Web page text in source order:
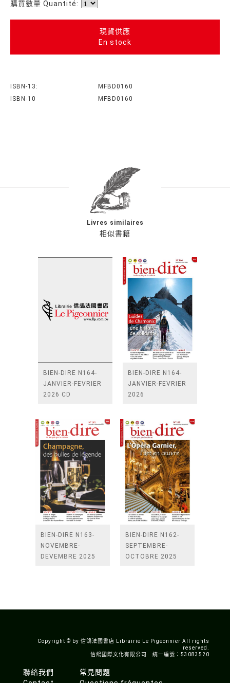
購買數量 Quantité:
現貨供應
En stock
ISBN-13:
MFBD0160
ISBN-10
MFBD0160
相似書籍
Livres similaires
BIEN-DIRE N164-
JANVIER-FEVRIER
2026 CD
BIEN-DIRE N164-
JANVIER-FEVRIER
2026
BIEN-DIRE N163-
NOVEMBRE-
DEVEMBRE 2025
BIEN-DIRE N162-
SEPTEMBRE-
OCTOBRE 2025
Copyright © by 信鴿法國書店 Librairie Le Pigeonnier All rights
reserved.
信鴿國際文化有限公司 統一編號：53083520
聯絡我們
常見問題